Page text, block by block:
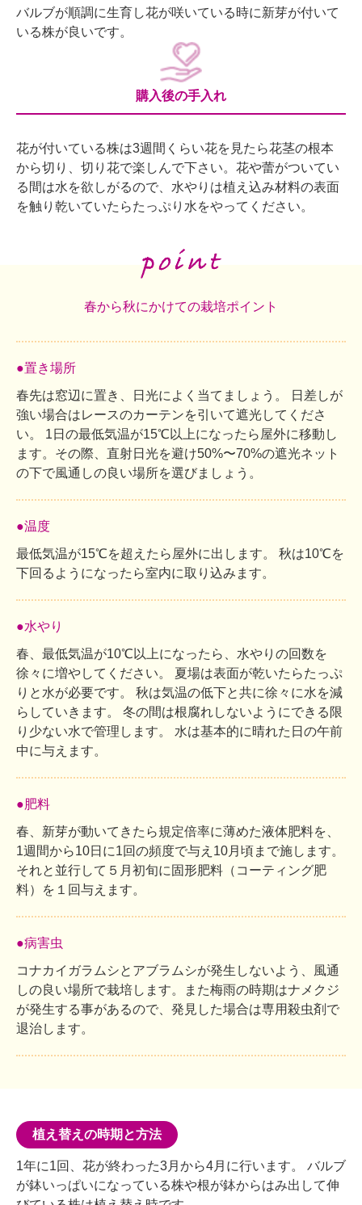
バルブが順調に生育し花が咲いている時に新芽が付いて
いる株が良いです。
購入後の手入れ
花が付いている株は3週間くらい花を見たら花茎の根本
から切り、切り花で楽しんで下さい。花や蕾がついてい
る間は水を欲しがるので、水やりは植え込み材料の表面
を触り乾いていたらたっぷり水をやってください。
春から秋にかけての栽培ポイント
●置き場所
春先は窓辺に置き、日光によく当てましょう。 日差しが
強い場合はレースのカーテンを引いて遮光してくださ
い。 1日の最低気温が15℃以上になったら屋外に移動し
ます。その際、直射日光を避け50%〜70%の遮光ネット
の下で風通しの良い場所を選びましょう。
●温度
最低気温が15℃を超えたら屋外に出します。 秋は10℃を
下回るようになったら室内に取り込みます。
●水やり
春、最低気温が10℃以上になったら、水やりの回数を
徐々に増やしてください。 夏場は表面が乾いたらたっぷ
りと水が必要です。 秋は気温の低下と共に徐々に水を減
らしていきます。 冬の間は根腐れしないようにできる限
り少ない水で管理します。 水は基本的に晴れた日の午前
中に与えます。
●肥料
春、新芽が動いてきたら規定倍率に薄めた液体肥料を、
1週間から10日に1回の頻度で与え10月頃まで施します。
それと並行して５月初旬に固形肥料（コーティング肥
料）を１回与えます。
●病害虫
コナカイガラムシとアブラムシが発生しないよう、風通
しの良い場所で栽培します。また梅雨の時期はナメクジ
が発生する事があるので、発見した場合は専用殺虫剤で
退治します。
植え替えの時期と方法
1年に1回、花が終わった3月から4月に行います。 バルブ
が鉢いっぱいになっている株や根が鉢からはみ出して伸